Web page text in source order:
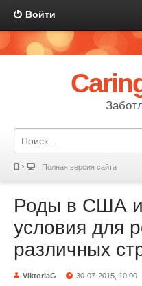
Войти
Полная версия сайта
Роды в США
условия для
различных
ViktoriaG 30-07-2015, 10:00